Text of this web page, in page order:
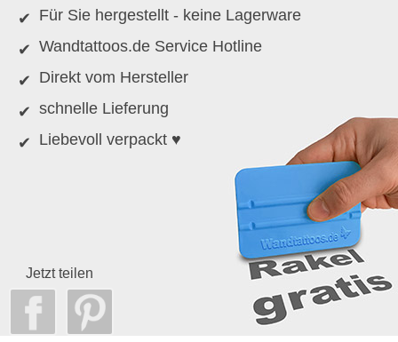
Für Sie hergestellt - keine Lagerware
Wandtattoos.de Service Hotline
Direkt vom Hersteller
schnelle Lieferung
Liebevoll verpackt ♥
Jetzt teilen